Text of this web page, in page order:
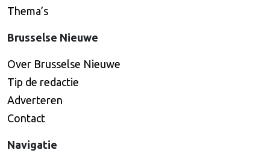
Thema’s
Brusselse Nieuwe
Over Brusselse Nieuwe
Tip de redactie
Adverteren
Contact
Navigatie